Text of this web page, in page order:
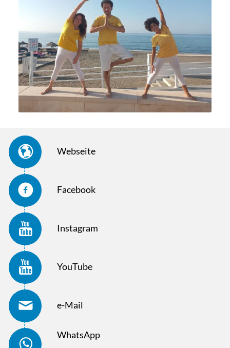
Webseite
Facebook
Instagram
YouTube
e-Mail
WhatsApp